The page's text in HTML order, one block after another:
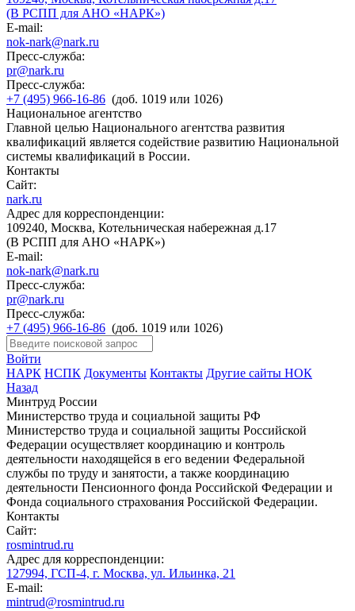
(В РСПП для АНО «НАРК»)
E-mail:
nok-nark@nark.ru
Пресс-служба:
pr@nark.ru
Пресс-служба:
+7 (495) 966-16-86 (доб. 1019 или 1026)
Национальное агентство
Главной целью Национального агентства развития
квалификаций является содействие развитию Национальной
системы квалификаций в России.
Контакты
Сайт:
nark.ru
Адрес для корреспонденции:
109240, Москва, Котельническая набережная д.17
(В РСПП для АНО «НАРК»)
E-mail:
nok-nark@nark.ru
Пресс-служба:
pr@nark.ru
Пресс-служба:
+7 (495) 966-16-86 (доб. 1019 или 1026)
Войти
НАРК НСПК Документы Контакты Другие сайты НОК
Назад
Минтруд России
Министерство труда и социальной защиты РФ
Министерство труда и социальной защиты Российской
Федерации осуществляет координацию и контроль
деятельности находящейся в его ведении Федеральной
службы по труду и занятости, а также координацию
деятельности Пенсионного фонда Российской Федерации и
Фонда социального страхования Российской Федерации.
Контакты
Сайт:
rosmintrud.ru
Адрес для корреспонденции:
127994, ГСП-4, г. Москва, ул. Ильинка, 21
E-mail:
mintrud@rosmintrud.ru